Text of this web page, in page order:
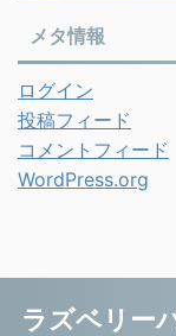
メタ情報
ログイン
投稿フィード
コメントフィード
WordPress.org
ラズベリー